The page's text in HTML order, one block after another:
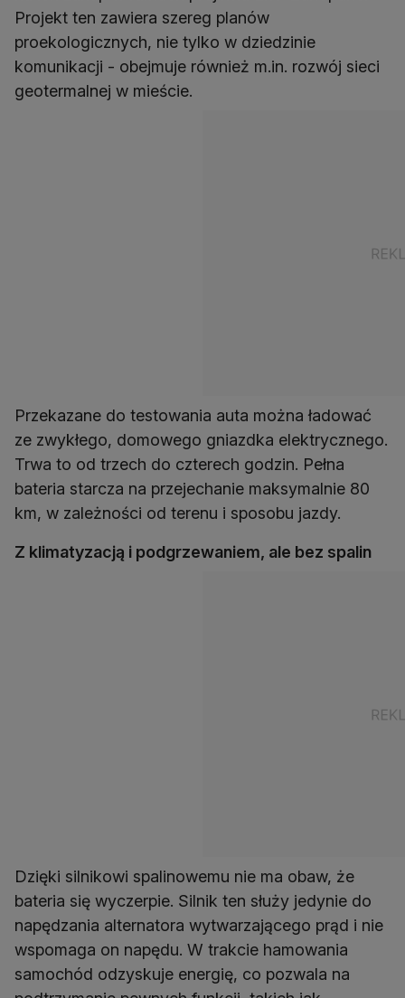
Projekt ten zawiera szereg planów
proekologicznych, nie tylko w dziedzinie
komunikacji - obejmuje również m.in. rozwój sieci
geotermalnej w mieście.
Przekazane do testowania auta można ładować
ze zwykłego, domowego gniazdka elektrycznego.
Trwa to od trzech do czterech godzin. Pełna
bateria starcza na przejechanie maksymalnie 80
km, w zależności od terenu i sposobu jazdy.
Z klimatyzacją i podgrzewaniem, ale bez spalin
Dzięki silnikowi spalinowemu nie ma obaw, że
bateria się wyczerpie. Silnik ten służy jedynie do
napędzania alternatora wytwarzającego prąd i nie
wspomaga on napędu. W trakcie hamowania
samochód odzyskuje energię, co pozwala na